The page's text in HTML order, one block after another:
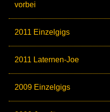
vorbei
2011 Einzelgigs
2011 Laternen-Joe
2009 Einzelgigs